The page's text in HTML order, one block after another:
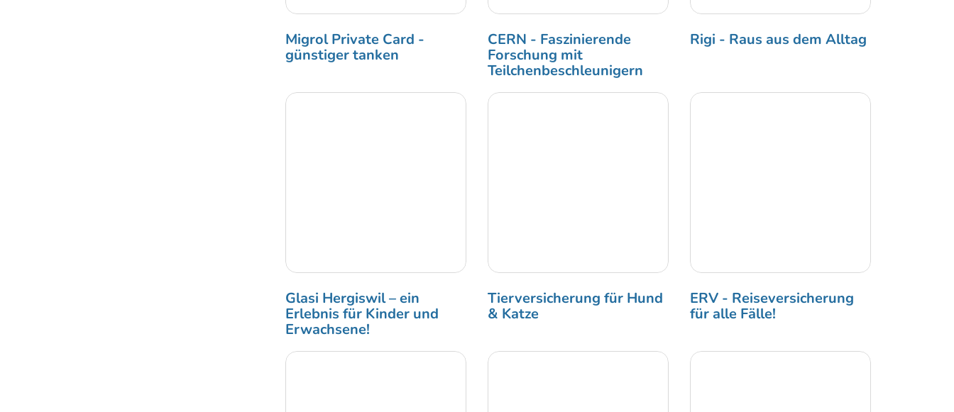
Migrol Private Card -
günstiger tanken
CERN - Faszinierende
Forschung mit
Teilchenbeschleunigern
Rigi - Raus aus dem Alltag
Glasi Hergiswil – ein
Erlebnis für Kinder und
Erwachsene!
Tierversicherung für Hund
& Katze
ERV - Reiseversicherung
für alle Fälle!